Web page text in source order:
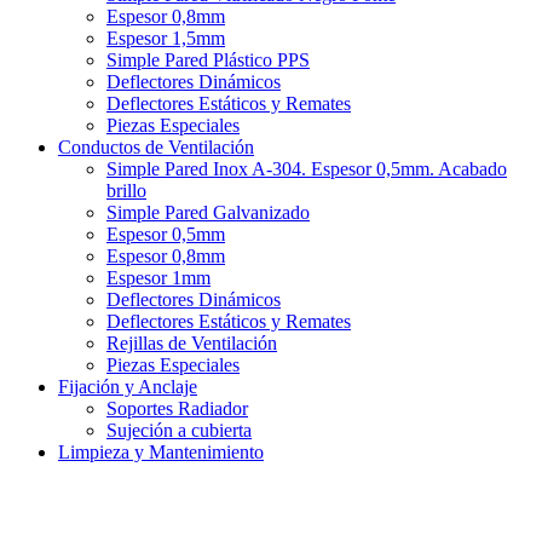
Espesor 0,8mm
Espesor 1,5mm
Simple Pared Plástico PPS
Deflectores Dinámicos
Deflectores Estáticos y Remates
Piezas Especiales
Conductos de Ventilación
Simple Pared Inox A-304. Espesor 0,5mm. Acabado
brillo
Simple Pared Galvanizado
Espesor 0,5mm
Espesor 0,8mm
Espesor 1mm
Deflectores Dinámicos
Deflectores Estáticos y Remates
Rejillas de Ventilación
Piezas Especiales
Fijación y Anclaje
Soportes Radiador
Sujeción a cubierta
Limpieza y Mantenimiento